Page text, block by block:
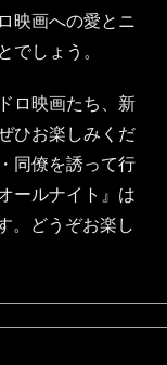
映画への愛とニ
でしょう。
ロ映画たち、新
ひお楽しみくだ
同僚を誘って行
ールナイト』は
。どうぞお楽し